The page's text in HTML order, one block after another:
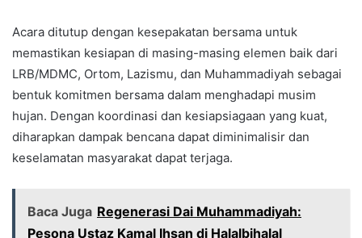
Acara ditutup dengan kesepakatan bersama untuk
memastikan kesiapan di masing-masing elemen baik dari
LRB/MDMC, Ortom, Lazismu, dan Muhammadiyah sebagai
bentuk komitmen bersama dalam menghadapi musim
hujan. Dengan koordinasi dan kesiapsiagaan yang kuat,
diharapkan dampak bencana dapat diminimalisir dan
keselamatan masyarakat dapat terjaga.
Baca Juga Regenerasi Dai Muhammadiyah:
Pesona Ustaz Kamal Ihsan di Halalbihalal